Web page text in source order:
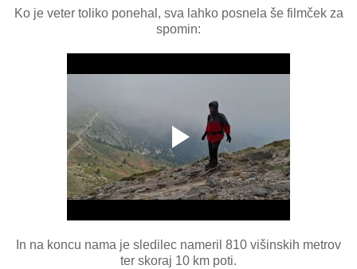
Ko je veter toliko ponehal, sva lahko posnela še filmček za
spomin:
In na koncu nama je sledilec nameril 810 višinskih metrov
ter skoraj 10 km poti.